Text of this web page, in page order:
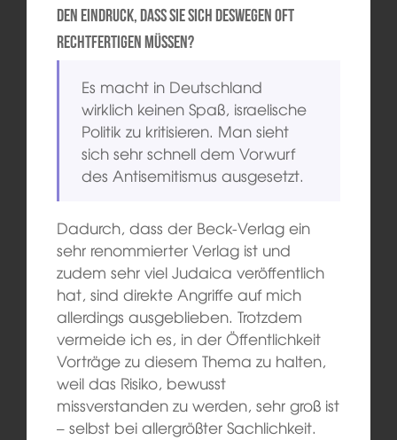
den Eindruck, dass Sie sich deswegen oft
rechtfertigen müssen?
Es macht in Deutschland
wirklich keinen Spaß, israelische
Politik zu kritisieren. Man sieht
sich sehr schnell dem Vorwurf
des Antisemitismus ausgesetzt.
Dadurch, dass der Beck-Verlag ein
sehr renommierter Verlag ist und
zudem sehr viel Judaica veröffentlich
hat, sind direkte Angriffe auf mich
allerdings ausgeblieben. Trotzdem
vermeide ich es, in der Öffentlichkeit
Vorträge zu diesem Thema zu halten,
weil das Risiko, bewusst
missverstanden zu werden, sehr groß ist
– selbst bei allergrößter Sachlichkeit.